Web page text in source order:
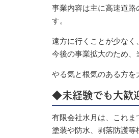
事業内容は主に高速道
す。
遠方に行くことが少な
今後の事業拡大のため、
やる気と根気のある方を
◆未経験でも大歓
有限会社水月は、これま
塗装や防水、剥落防護